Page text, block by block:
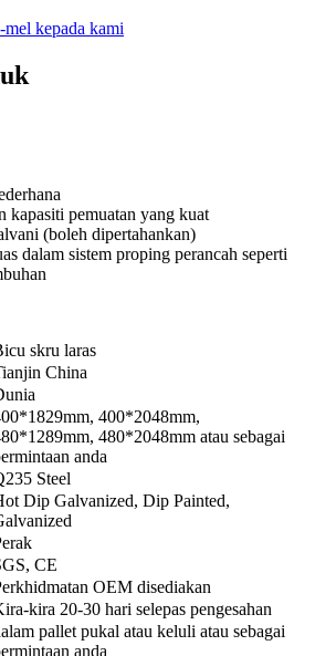
kepada kami
kapasiti pemuatan yang kuat
(boleh dipertahankan)
dalam sistem proping perancah seperti
skru laras
China
400*2048mm,
480*2048mm atau sebagai
anda
Steel
Dip Galvanized, Dip Painted,
CE
OEM disediakan
kira 20-30 hari selepas pengesahan
pallet pukal atau keluli atau sebagai
anda